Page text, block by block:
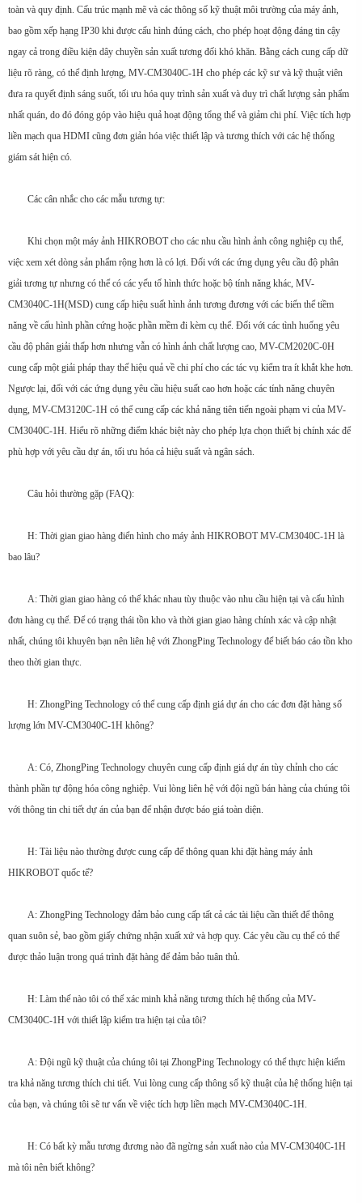
toàn và quy định. Cấu trúc mạnh mẽ và các thông số kỹ thuật môi trường của máy ảnh,
bao gồm xếp hạng IP30 khi được cấu hình đúng cách, cho phép hoạt động đáng tin cậy
ngay cả trong điều kiện dây chuyền sản xuất tương đối khó khăn. Bằng cách cung cấp dữ
liệu rõ ràng, có thể định lượng, MV-CM3040C-1H cho phép các kỹ sư và kỹ thuật viên
đưa ra quyết định sáng suốt, tối ưu hóa quy trình sản xuất và duy trì chất lượng sản phẩm
nhất quán, do đó đóng góp vào hiệu quả hoạt động tổng thể và giảm chi phí. Việc tích hợp
liền mạch qua HDMI cũng đơn giản hóa việc thiết lập và tương thích với các hệ thống
giám sát hiện có.
Các cân nhắc cho các mẫu tương tự:
Khi chọn một máy ảnh HIKROBOT cho các nhu cầu hình ảnh công nghiệp cụ thể,
việc xem xét dòng sản phẩm rộng hơn là có lợi. Đối với các ứng dụng yêu cầu độ phân
giải tương tự nhưng có thể có các yếu tố hình thức hoặc bộ tính năng khác, MV-
CM3040C-1H(MSD) cung cấp hiệu suất hình ảnh tương đương với các biến thể tiềm
năng về cấu hình phần cứng hoặc phần mềm đi kèm cụ thể. Đối với các tình huống yêu
cầu độ phân giải thấp hơn nhưng vẫn có hình ảnh chất lượng cao, MV-CM2020C-0H
cung cấp một giải pháp thay thế hiệu quả về chi phí cho các tác vụ kiểm tra ít khắt khe hơn.
Ngược lại, đối với các ứng dụng yêu cầu hiệu suất cao hơn hoặc các tính năng chuyên
dụng, MV-CM3120C-1H có thể cung cấp các khả năng tiên tiến ngoài phạm vi của MV-
CM3040C-1H. Hiểu rõ những điểm khác biệt này cho phép lựa chọn thiết bị chính xác để
phù hợp với yêu cầu dự án, tối ưu hóa cả hiệu suất và ngân sách.
Câu hỏi thường gặp (FAQ):
H: Thời gian giao hàng điển hình cho máy ảnh HIKROBOT MV-CM3040C-1H là
bao lâu?
A: Thời gian giao hàng có thể khác nhau tùy thuộc vào nhu cầu hiện tại và cấu hình
đơn hàng cụ thể. Để có trạng thái tồn kho và thời gian giao hàng chính xác và cập nhật
nhất, chúng tôi khuyên bạn nên liên hệ với ZhongPing Technology để biết báo cáo tồn kho
theo thời gian thực.
H: ZhongPing Technology có thể cung cấp định giá dự án cho các đơn đặt hàng số
lượng lớn MV-CM3040C-1H không?
A: Có, ZhongPing Technology chuyên cung cấp định giá dự án tùy chỉnh cho các
thành phần tự động hóa công nghiệp. Vui lòng liên hệ với đội ngũ bán hàng của chúng tôi
với thông tin chi tiết dự án của bạn để nhận được báo giá toàn diện.
H: Tài liệu nào thường được cung cấp để thông quan khi đặt hàng máy ảnh
HIKROBOT quốc tế?
A: ZhongPing Technology đảm bảo cung cấp tất cả các tài liệu cần thiết để thông
quan suôn sẻ, bao gồm giấy chứng nhận xuất xứ và hợp quy. Các yêu cầu cụ thể có thể
được thảo luận trong quá trình đặt hàng để đảm bảo tuân thủ.
H: Làm thế nào tôi có thể xác minh khả năng tương thích hệ thống của MV-
CM3040C-1H với thiết lập kiểm tra hiện tại của tôi?
A: Đội ngũ kỹ thuật của chúng tôi tại ZhongPing Technology có thể thực hiện kiểm
tra khả năng tương thích chi tiết. Vui lòng cung cấp thông số kỹ thuật của hệ thống hiện tại
của bạn, và chúng tôi sẽ tư vấn về việc tích hợp liền mạch MV-CM3040C-1H.
H: Có bất kỳ mẫu tương đương nào đã ngừng sản xuất nào của MV-CM3040C-1H
mà tôi nên biết không?